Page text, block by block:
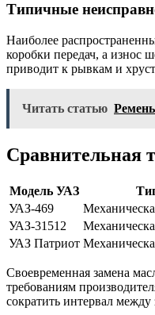
Типичные
Наиболее
коробки передач, а износ
приводит к рывкам и
Читать статью
Сравнительная
Модель УАЗ
УАЗ-469
УАЗ-31512
УАЗ Патриот
Своевременная замена
требованиям
сократить интервал между